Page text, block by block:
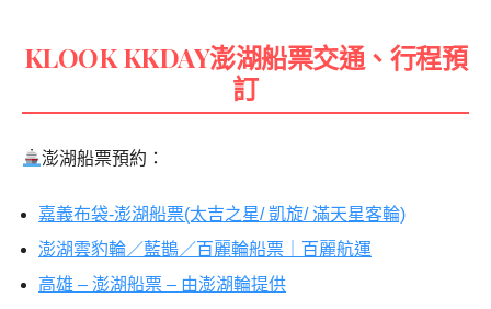
KLOOK KKDAY澎湖船票交通、行程預
訂
澎湖船票預約：
嘉義布袋-澎湖船票(太吉之星/ 凱旋/ 滿天星客輪)
澎湖雲豹輪／藍鵲／百麗輪船票｜百麗航運
高雄 – 澎湖船票 – 由澎湖輪提供